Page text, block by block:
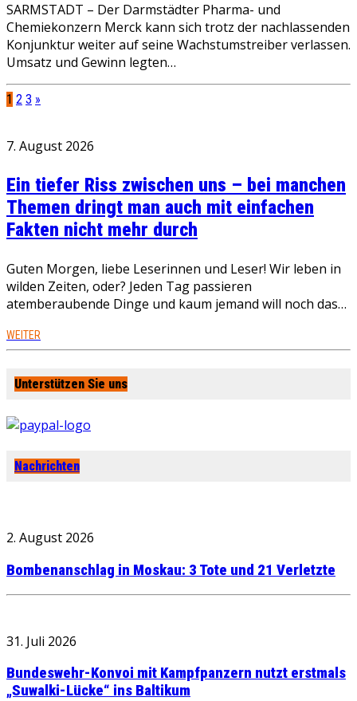
SARMSTADT – Der Darmstädter Pharma- und
Chemiekonzern Merck kann sich trotz der nachlassenden
Konjunktur weiter auf seine Wachstumstreiber verlassen.
Umsatz und Gewinn legten…
1 2 3 »
7. August 2026
Ein tiefer Riss zwischen uns – bei manchen
Themen dringt man auch mit einfachen
Fakten nicht mehr durch
Guten Morgen, liebe Leserinnen und Leser! Wir leben in
wilden Zeiten, oder? Jeden Tag passieren
atemberaubende Dinge und kaum jemand will noch das…
WEITER
Unterstützen Sie uns
Nachrichten
2. August 2026
Bombenanschlag in Moskau: 3 Tote und 21 Verletzte
31. Juli 2026
Bundeswehr-Konvoi mit Kampfpanzern nutzt erstmals
„Suwalki-Lücke“ ins Baltikum